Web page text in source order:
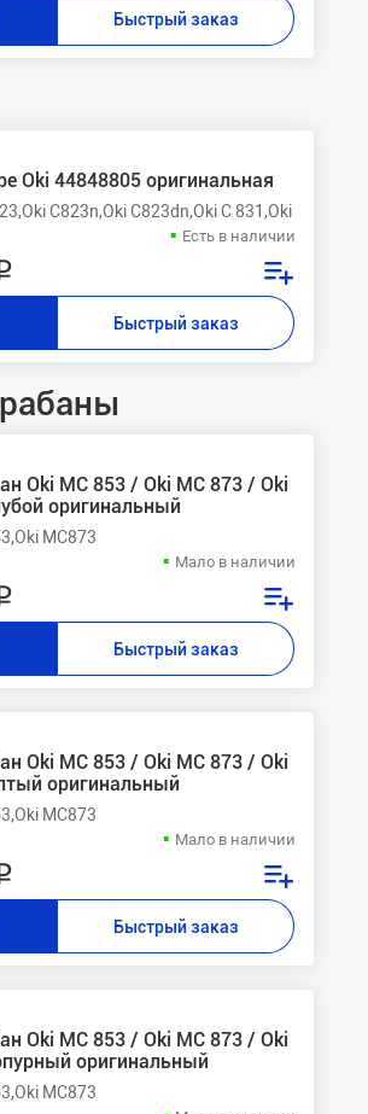
Быстрый заказ
Oki 44848805 оригинальная
C823n,Oki C823dn,Oki C 831,Oki C
Есть в наличии
Быстрый заказ
Oki MC 853 / Oki MC 873 / Oki
оригинальный
MC873
Мало в наличии
Быстрый заказ
Oki MC 853 / Oki MC 873 / Oki
оригинальный
MC873
Мало в наличии
Быстрый заказ
Oki MC 853 / Oki MC 873 / Oki
оригинальный
MC873